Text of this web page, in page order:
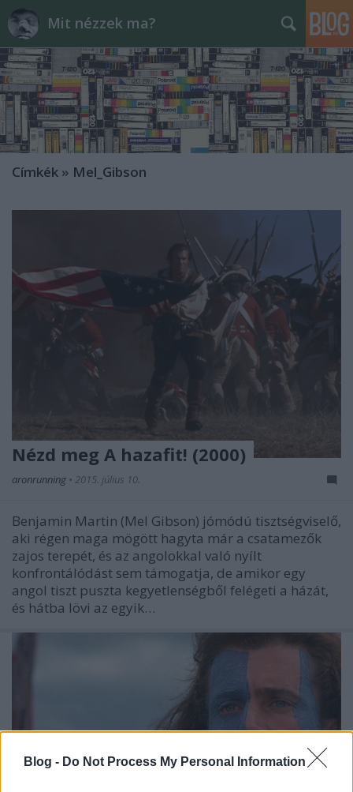
Blog - Do Not Process My Personal Information
Mit nézzek ma?
Címkék » Mel_Gibson
Nézd meg A hazafit! (2000)
aronrunning • 2015. július 10.
Benjamin Martin (Mel Gibson) jómódú tisztségviselő,
aki régen maga mögött hagyta már a csatamezők
zajos terepét, és az angolokkal való nyílt
konfrontálódást sem támogatja, de amikor egy
angol tiszt puszta kegyetlenségből felégeti a házát,
és hátba lövi az egyik…